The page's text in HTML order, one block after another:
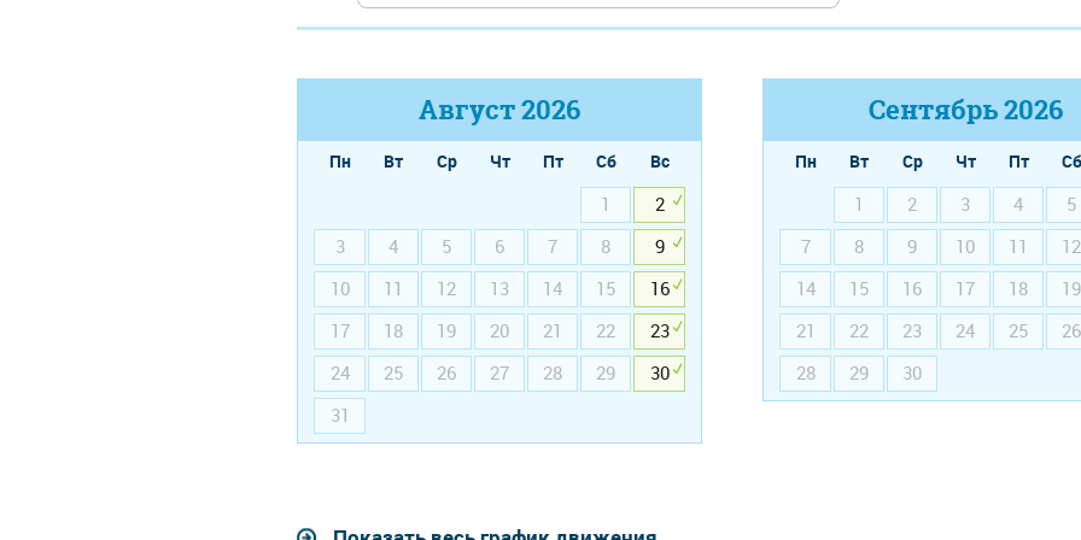
Август2026
Пн Вт Ср Чт Пт Сб
Вс
1
2
3
4 5 6 7 8
9
10
11 12 13 14 15
16
17
18 19 20 21 22
23
24
25 26 27 28 29
30
31
Сентябрь2026
Пн Вт Ср Чт Пт
Сб
1
2 3 4
5
7
8 9 10 11
12
14
15 16 17 18
19
21
22 23 24 25
26
28
29 30